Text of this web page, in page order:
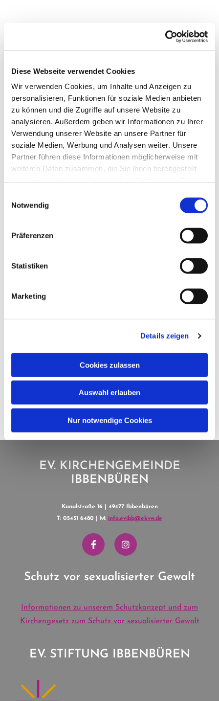
Diese Webseite verwendet Cookies
Wir verwenden Cookies, um Inhalte und Anzeigen zu
personalisieren, Funktionen für soziale Medien anbieten
zu können und die Zugriffe auf unsere Website zu
analysieren. Außerdem geben wir Informationen zu Ihrer
Verwendung unserer Website an unsere Partner für
soziale Medien, Werbung und Analysen weiter. Unsere
Partner führen diese Informationen möglicherweise mit
weiteren Daten zusammen, die Sie ihnen bereitgestellt
Notwendig
Präferenzen
Statistiken
Marketing
Details zeigen
Cookies zulassen
Auswahl erlauben
Nur notwendige Cookies
Dies könnte Sie auch
interessieren
EV. KIRCHENGEMEINDE
IBBENBÜREN
Kanalstraße 16 | 49477 Ibbenbüren
T: 05451 6480 | M: info.evibb@ekvw.de
Schutz vor sexualisierter Gewalt
Informationen zu unserem Schutzkonzept und zum
Kirchengesetz zum Schutz vor sexualisierter Gewalt
EV. STIFTUNG IBBENBÜREN